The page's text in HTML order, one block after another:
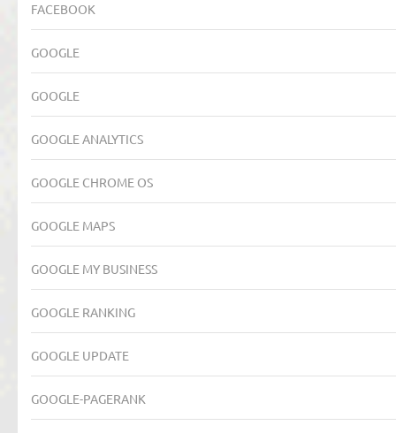
FACEBOOK
GOOGLE
GOOGLE
GOOGLE ANALYTICS
GOOGLE CHROME OS
GOOGLE MAPS
GOOGLE MY BUSINESS
GOOGLE RANKING
GOOGLE UPDATE
GOOGLE-PAGERANK